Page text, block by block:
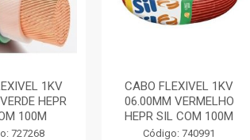
1KV
HEPR
100M
727268
CABO FLEXIVEL 1KV
06.00MM VERMELHO
HEPR SIL COM 100M
Código: 740991